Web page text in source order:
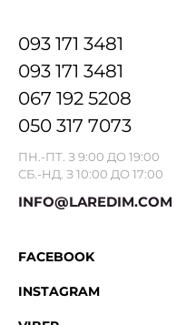
093 171 3481
093 171 3481
067 192 5208
050 317 7073
ПН.-ПТ. З 9:00 ДО 19:00
СБ.-НД. З 10:00 ДО 17:00
INFO@LAREDIM.COM
FACEBOOK
INSTAGRAM